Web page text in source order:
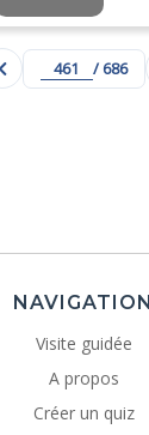
/ 686
NAVIGATION
Visite guidée
A propos
Créer un quiz